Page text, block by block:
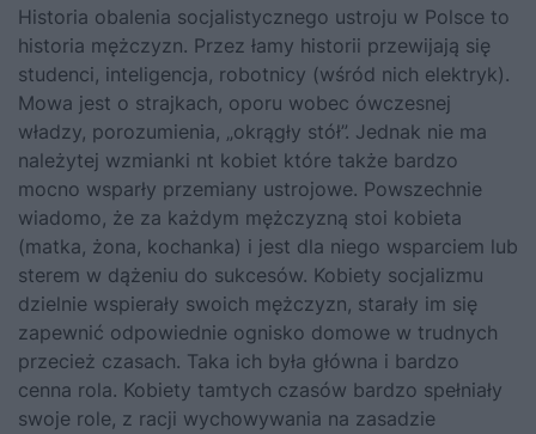
Historia obalenia socjalistycznego ustroju w Polsce to
historia mężczyzn. Przez łamy historii przewijają się
studenci, inteligencja, robotnicy (wśród nich elektryk).
Mowa jest o strajkach, oporu wobec ówczesnej
władzy, porozumienia, „okrągły stół”. Jednak nie ma
należytej wzmianki nt kobiet które także bardzo
mocno wsparły przemiany ustrojowe. Powszechnie
wiadomo, że za każdym mężczyzną stoi kobieta
(matka, żona, kochanka) i jest dla niego wsparciem lub
sterem w dążeniu do sukcesów. Kobiety socjalizmu
dzielnie wspierały swoich mężczyzn, starały im się
zapewnić odpowiednie ognisko domowe w trudnych
przecież czasach. Taka ich była główna i bardzo
cenna rola. Kobiety tamtych czasów bardzo spełniały
swoje role, z racji wychowywania na zasadzie